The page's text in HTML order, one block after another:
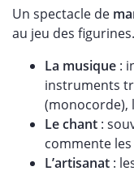
Un spectacle de
au jeu des
La musique :
instruments
(monocorde),
Le chant :
commente
L’artisanat :